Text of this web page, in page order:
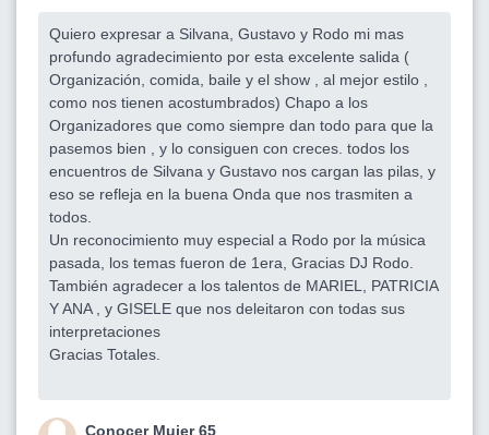
Quiero expresar a Silvana, Gustavo y Rodo mi mas
profundo agradecimiento por esta excelente salida (
Organización, comida, baile y el show , al mejor estilo ,
como nos tienen acostumbrados) Chapo a los
Organizadores que como siempre dan todo para que la
pasemos bien , y lo consiguen con creces. todos los
encuentros de Silvana y Gustavo nos cargan las pilas, y
eso se refleja en la buena Onda que nos trasmiten a
todos.
Un reconocimiento muy especial a Rodo por la música
pasada, los temas fueron de 1era, Gracias DJ Rodo.
También agradecer a los talentos de MARIEL, PATRICIA
Y ANA , y GISELE que nos deleitaron con todas sus
interpretaciones
Gracias Totales.
Conocer Mujer 65